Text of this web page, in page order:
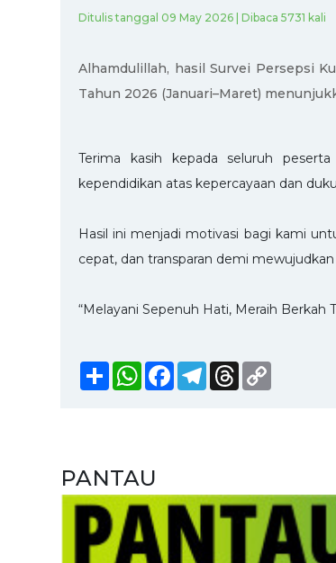
Ditulis tanggal 09 May 2026 | Dibaca 5731 kali
Alhamdulillah, hasil Survei Persepsi
Tahun 2026 (Januari–Maret)
Terima kasih kepada seluruh
kependidikan atas kepercayaan dan
Hasil ini menjadi motivasi bagi kami
cepat, dan transparan demi
“Melayani Sepenuh Hati, Meraih Berkah
ShareWhatsApp
FacebookTelegram
Threads
PANTAU